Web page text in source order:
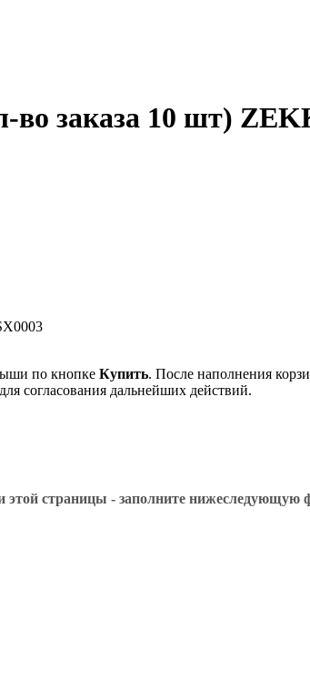
заказа 10 шт)
по кнопке Купить. После наполнения
согласования дальнейших действий.
этой страницы - заполните